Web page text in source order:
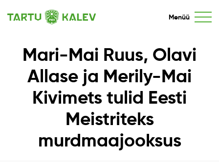
Menüü
Mari-Mai Ruus, Olavi
Allase ja Merily-Mai
Kivimets tulid Eesti
Meistriteks
murdmaajooksus